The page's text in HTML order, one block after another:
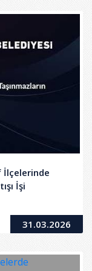
İlçelerinde
İşi
31.03.2026